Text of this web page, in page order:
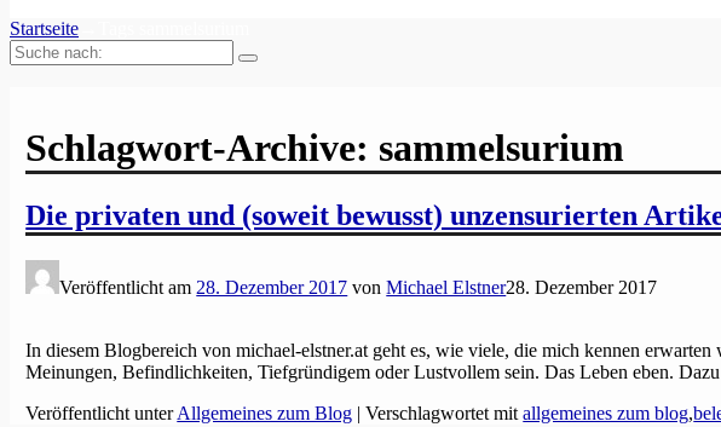
Startseite
Suche
nach:
Schlagwort-Archive: sammelsurium
Die privaten und (soweit bewusst) unzensurierten
Veröffentlicht am 28. Dezember 2017 vonMichael Elstner28. Dezember 2017
In diesem Blogbereich von michael-elstner.at geht es, wie viele, die mich kennen
Meinungen, Befindlichkeiten, Tiefgründigem oder Lustvollem sein. Das Leben eben.
Veröffentlicht unter Allgemeines zum Blog |Verschlagwortet mit allgemeines zum blog,